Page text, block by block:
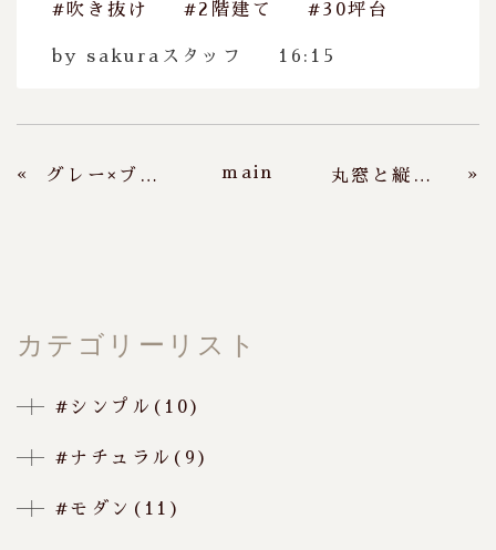
#吹き抜け
#2階建て #30坪台
by sakuraスタッフ 16:15
« グレー×ブラックで魅せる、今どきモダンな暮らし main 丸窓と縦格子が映える和モダンの家 »
カテゴリーリスト
#シンプル(10)
#ナチュラル(9)
#モダン(11)